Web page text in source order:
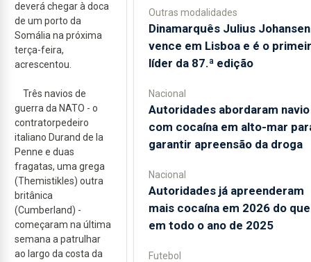
deverá chegar à doca
de um porto da
Somália na próxima
terça-feira,
acrescentou.
Três navios de
guerra da NATO - o
contratorpedeiro
italiano Durand de la
Penne e duas
fragatas, uma grega
(Themistikles) outra
britânica
(Cumberland) -
começaram na última
semana a patrulhar
ao largo da costa da
Outras modalidades
Dinamarquês Julius Johansen
vence em Lisboa e é o
líder da 87.ª edição
Nacional
Autoridades abordaram navio
com cocaína em alto-mar
garantir apreensão da droga
Nacional
Autoridades já apreenderam
mais cocaína em 2026 do que
em todo o ano de 2025
Futebol